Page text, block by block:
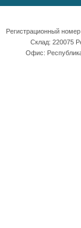
Регистрационный
Склад: 220075
Офис: